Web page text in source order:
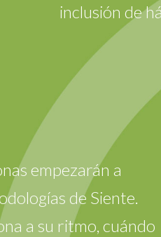
inclusión de
empezarán a
de Siente.
a su ritmo, cuándo